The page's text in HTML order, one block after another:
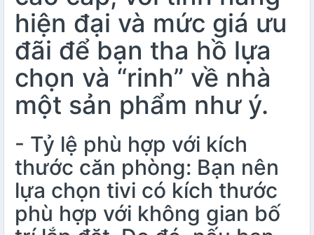
hiện đại và mức giá ưu
đãi để bạn tha hồ lựa
chọn và “rinh” về nhà
một sản phẩm như ý.
- Tỷ lệ phù hợp với kích
thước căn phòng: Bạn nên
lựa chọn tivi có kích thước
phù hợp với không gian bố